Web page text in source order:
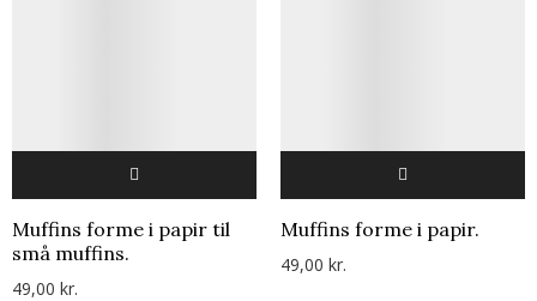
Muffins forme i papir til
små muffins.
49,00 kr.
Muffins forme i papir.
49,00 kr.